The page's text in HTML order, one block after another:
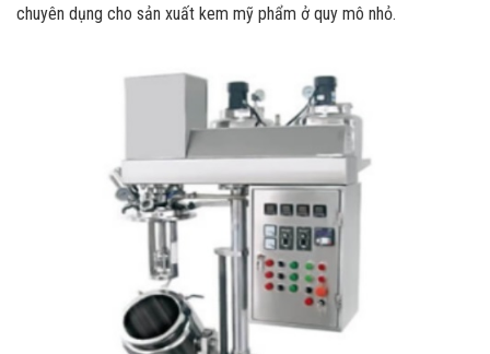
chuyên dụng cho sản xuất kem mỹ phẩm ở quy mô nhỏ.